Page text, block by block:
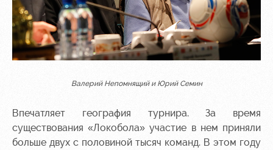
Валерий Непомнящий и Юрий Семин
Впечатляет география турнира. За время
существования «Локобола» участие в нем приняли
больше двух с половиной тысяч команд. В этом году